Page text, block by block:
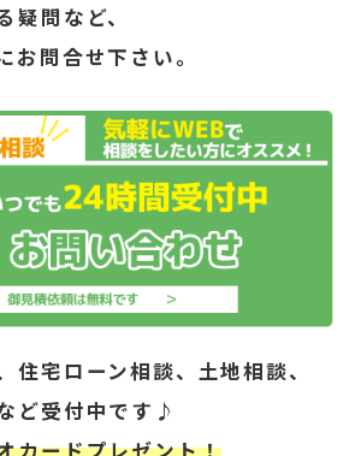
疑問など、
お問合せ下さい。
住宅ローン相談、土地相談、
ど受付中です♪